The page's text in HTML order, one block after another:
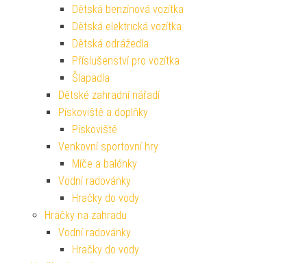
Dětská benzínová vozítka
Dětská elektrická vozítka
Dětská odrážedla
Příslušenství pro vozítka
Šlapadla
Dětské zahradní nářadí
Pískoviště a doplňky
Pískoviště
Venkovní sportovní hry
Míče a balónky
Vodní radovánky
Hračky do vody
Hračky na zahradu
Vodní radovánky
Hračky do vody